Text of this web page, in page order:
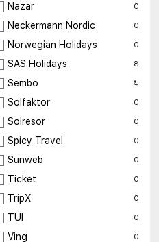
Nazar 0
Neckermann Nordic 0
Norwegian Holidays 0
SAS Holidays 8
Sembo ↻
Solfaktor 0
Solresor 0
Spicy Travel 0
Sunweb 0
Ticket 0
TripX 0
TUI 0
Ving 0